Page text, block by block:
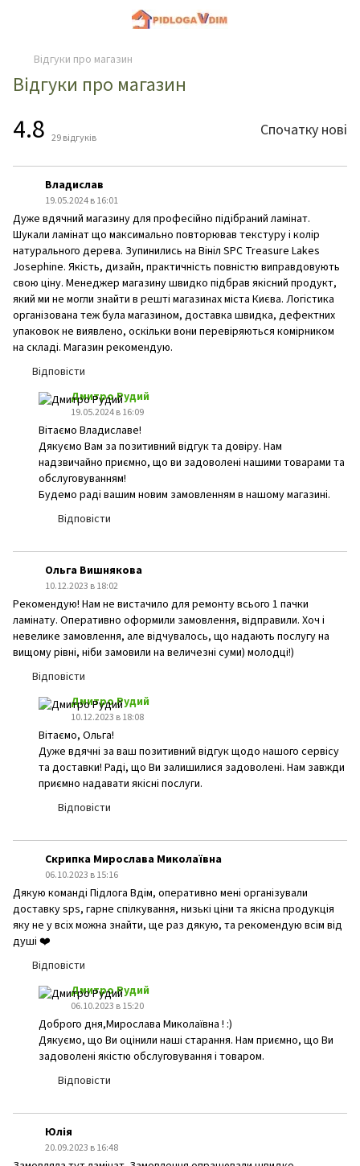
Відгуки про магазин
Відгуки про магазин
4.8 29відгуків Спочатку нові
Владислав
19.05.2024 в 16:01
Дуже вдячний магазину для професійно підібраний ламінат.
Шукали ламінат що максимально повторював текстуру і колір
натурального дерева. Зупинились на Вініл SPC Treasure Lakes
Josephine. Якість, дизайн, практичність повністю виправдовують
свою ціну. Менеджер магазину швидко підбрав якісний продукт,
який ми не могли знайти в решті магазинах міста Києва. Логістика
організована теж була магазином, доставка швидка, дефектних
упаковок не виявлено, оскільки вони перевіряються комірником
на складі. Магазин рекомендую.
Відповісти
Дмитро Рудий
19.05.2024 в 16:09
Вітаємо Владиславе!
Дякуємо Вам за позитивний відгук та довіру. Нам
надзвичайно приємно, що ви задоволені нашими товарами та
обслуговуванням!
Будемо раді вашим новим замовленням в нашому магазині.
Відповісти
Ольга Вишнякова
10.12.2023 в 18:02
Рекомендую! Нам не вистачило для ремонту всього 1 пачки
ламінату. Оперативно оформили замовлення, відправили. Хоч і
невелике замовлення, але відчувалось, що надають послугу на
вищому рівні, ніби замовили на величезні суми) молодці!)
Відповісти
Дмитро Рудий
10.12.2023 в 18:08
Вітаємо, Ольга!
Дуже вдячні за ваш позитивний відгук щодо нашого сервісу
та доставки! Раді, що Ви залишилися задоволені. Нам завжди
приємно надавати якісні послуги.
Відповісти
Скрипка Мирослава Миколаївна
06.10.2023 в 15:16
Дякую команді Підлога Вдім, оперативно мені організували
доставку sps, гарне спілкування, низькі ціни та якісна продукція
яку не у всіх можна знайти, ще раз дякую, та рекомендую всім від
душі ❤️
Відповісти
Дмитро Рудий
06.10.2023 в 15:20
Доброго дня,Мирослава Миколаївна ! :)
Дякуємо, що Ви оцінили наші старання. Нам приємно, що Ви
задоволені якістю обслуговування і товаром.
Відповісти
Юлія
20.09.2023 в 16:48